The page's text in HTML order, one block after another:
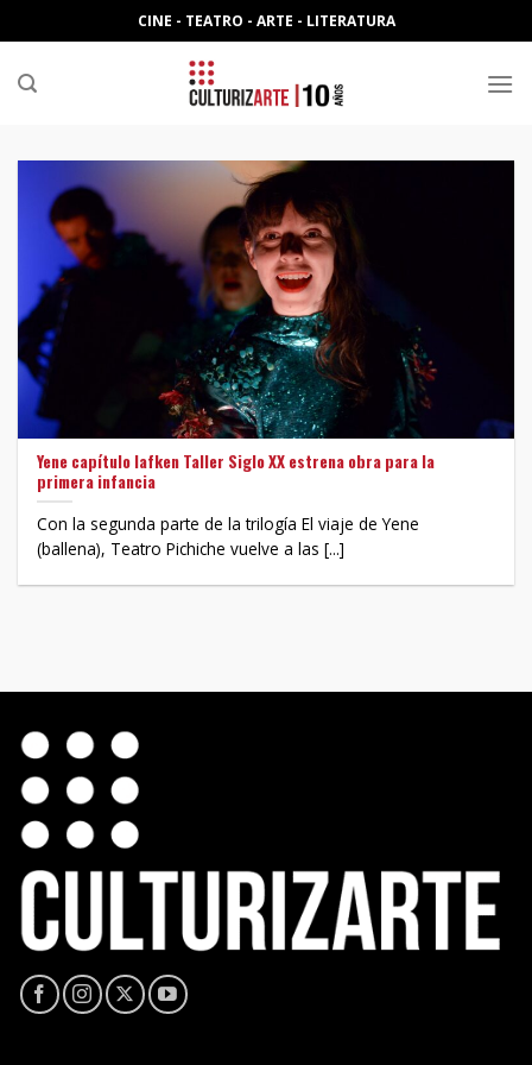
to
content
CINE - TEATRO - ARTE - LITERATURA
Yene capítulo lafken Taller Siglo XX estrena obra para la
primera infancia
Con la segunda parte de la trilogía El viaje de Yene
(ballena), Teatro Pichiche vuelve a las [...]